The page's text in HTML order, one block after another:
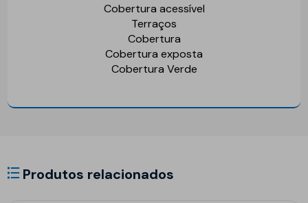
Cobertura acessível
Terraços
Cobertura
Cobertura exposta
Cobertura Verde
Produtos relacionados